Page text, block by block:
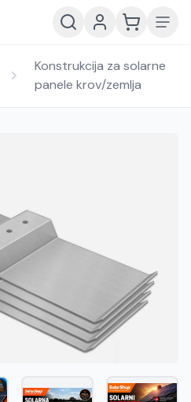
EN English
ME Crnogorski
Konstrukcija za solarne
panele krov/zemlja